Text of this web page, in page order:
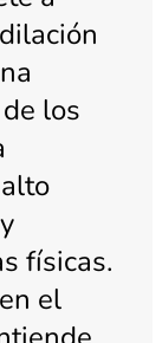
los
físicas.
el